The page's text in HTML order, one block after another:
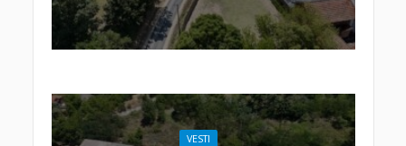
VESTI